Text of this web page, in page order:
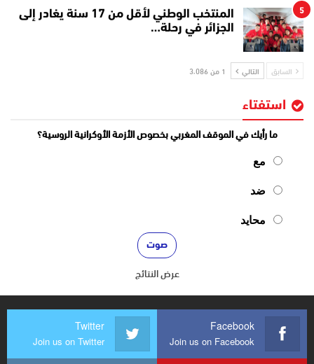
5
المنتخب الوطني لأقل من 17 سنة يغادر إلى
الجزائر في رحلة…
السابق التالي 1 من 3٬086
استفتاء
ما رأيك في الموقف المغربي بخصوص الأزمة الأوكرانية الروسية؟
مع
ضد
محايد
عرض النتائج
Facebook
Join us on Facebook
Twitter
Join us on Twitter